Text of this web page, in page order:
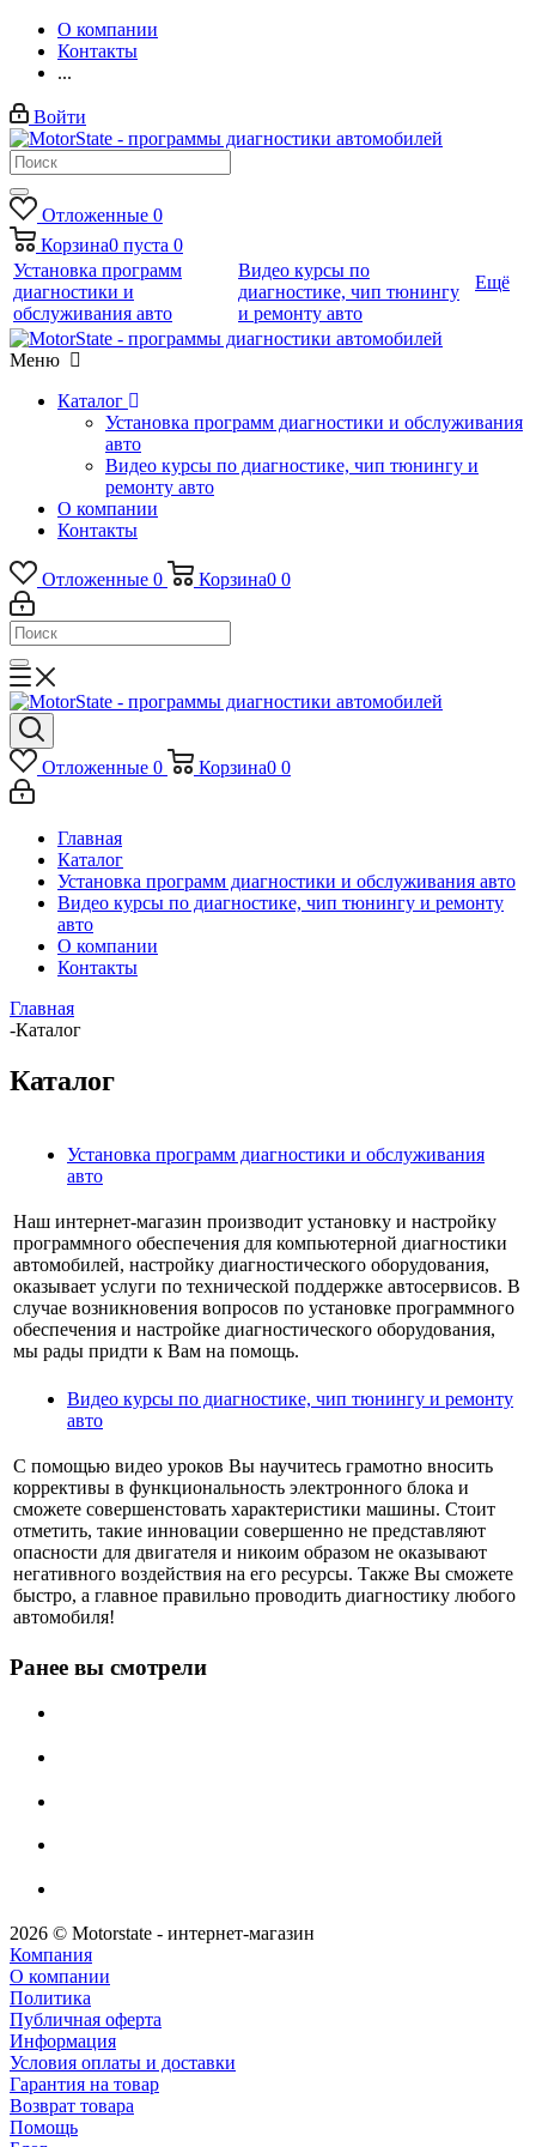
О компании
Контакты
...
Войти
Отложенные 0
Корзина0 пуста 0
Установка программ
диагностики и
обслуживания авто
Видео курсы по
диагностике, чип тюнингу
и ремонту авто
Ещё
Меню
Каталог
Установка программ диагностики и обслуживания
авто
Видео курсы по диагностике, чип тюнингу и
ремонту авто
О компании
Контакты
Отложенные 0 Корзина0 0
Отложенные 0 Корзина0 0
Главная
Каталог
Установка программ диагностики и обслуживания авто
Видео курсы по диагностике, чип тюнингу и ремонту
авто
О компании
Контакты
Главная
-Каталог
Каталог
Установка программ диагностики и обслуживания
авто
Наш интернет-магазин производит установку и настройку
программного обеспечения для компьютерной диагностики
автомобилей, настройку диагностического оборудования,
оказывает услуги по технической поддержке автосервисов. В
случае возникновения вопросов по установке программного
обеспечения и настройке диагностического оборудования,
мы рады придти к Вам на помощь.
Видео курсы по диагностике, чип тюнингу и ремонту
авто
С помощью видео уроков Вы научитесь грамотно вносить
коррективы в функциональность электронного блока и
сможете совершенстовать характеристики машины. Стоит
отметить, такие инновации совершенно не представляют
опасности для двигателя и никоим образом не оказывают
негативного воздействия на его ресурсы. Также Вы сможете
быстро, а главное правильно проводить диагностику любого
автомобиля!
Ранее вы смотрели
2026 © Motorstate - интернет-магазин
Компания
О компании
Политика
Публичная оферта
Информация
Условия оплаты и доставки
Гарантия на товар
Возврат товара
Помощь